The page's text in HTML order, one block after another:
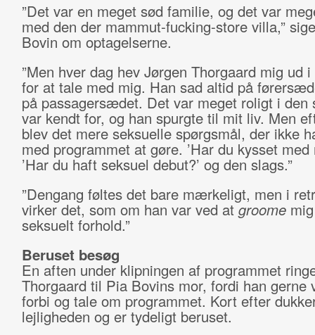
”Det var en meget sød familie, og det var
med den der mammut-fucking-store villa,”
Bovin om optagelserne.
”Men hver dag hev Jørgen Thorgaard mig ud
for at tale med mig. Han sad altid på
på passagersædet. Det var meget roligt i den
var kendt for, og han spurgte til mit liv. Men
blev det mere seksuelle spørgsmål, der ikke
med programmet at gøre. ’Har du kysset med
’Har du haft seksuel debut?’ og den slags.”
”Dengang føltes det bare mærkeligt, men i
virker det, som om han var ved atgroome
seksuelt forhold.”
Beruset besøg
En aften under klipningen af programmet
Thorgaard til Pia Bovins mor, fordi han gerne
forbi og tale om programmet. Kort efter
lejligheden og er tydeligt beruset.